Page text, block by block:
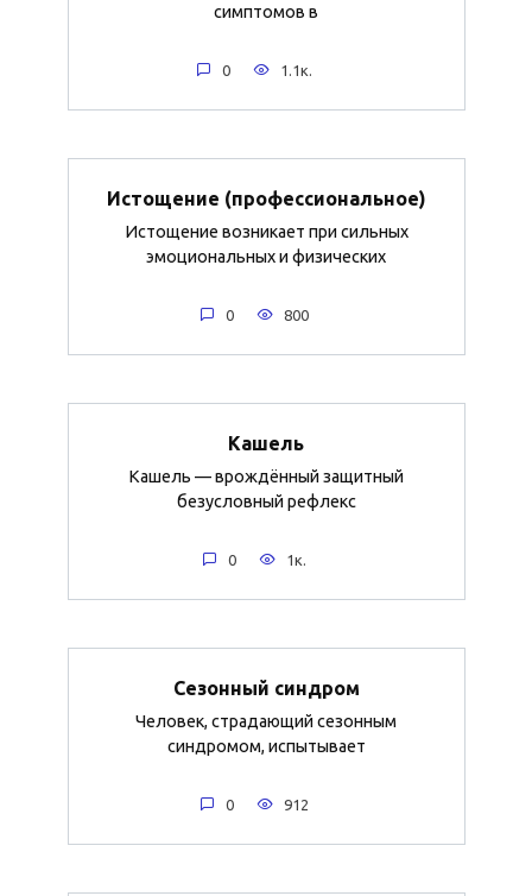
симптомов в
0 1.1к.
Истощение (профессиональное)
Истощение возникает при сильных
эмоциональных и физических
0 800
Кашель
Кашель — врождённый защитный
безусловный рефлекс
0 1к.
Сезонный синдром
Человек, страдающий сезонным
синдромом, испытывает
0 912